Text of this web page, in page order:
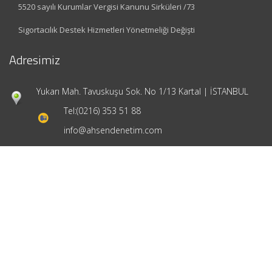
5520 sayılı Kurumlar Vergisi Kanunu Sirküleri /73
Sigortacılık Destek Hizmetleri Yönetmeliği Değişti
Adresimiz
Yukarı Mah. Tavuskuşu Sok. No 1/13 Kartal | İSTANBUL
Tel:(0216) 353 51 88
info@ahsendenetim.com